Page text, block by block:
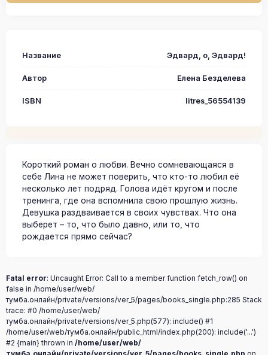
Название Эдвард, о, Эдвард!
Автор Елена Безделева
ISBN litres_56554139
Короткий роман о любви. Вечно сомневающаяся в
себе Лина не может поверить, что кто-то любил её
несколько лет подряд. Голова идёт кругом и после
тренинга, где она вспомнила свою прошлую жизнь.
Девушка раздваивается в своих чувствах. Что она
выберет – то, что было давно, или то, что
рождается прямо сейчас?
Fatal error: Uncaught Error: Call to a member function fetch_row() on
false in /home/user/web/
тумба.онлайн/private/versions/ver_5/pages/books_single.php:285 Stack
trace: #0 /home/user/web/
тумба.онлайн/private/versions/ver_5.php(577): include() #1
/home/user/web/тумба.онлайн/public_html/index.php(200): include('...')
#2 {main} thrown in /home/user/web/